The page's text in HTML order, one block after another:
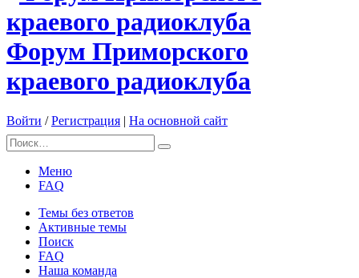
Форум Приморского
краевого радиоклуба
Войти /Регистрация | На основной сайт
Меню
FAQ
Темы без ответов
Активные темы
Поиск
FAQ
Наша команда